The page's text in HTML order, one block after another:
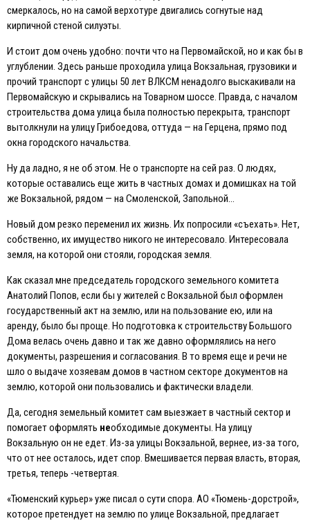
смеркалось, но на самой верхотуре двигались согнутые над
кирпичной стеной силуэты.
И стоит дом очень удобно: почти что на Первомайской, но и как бы в
углублении. Здесь раньше проходила улица Вокзальная, грузовики и
прочий транспорт с улицы 50 лет ВЛКСМ ненадолго выскакивали на
Первомайскую и скрывались на Товарном шоссе. Правда, с началом
строительства дома улица была полностью перекрыта, транспорт
вытолкнули на улицу Грибоедова, оттуда — на Герцена, прямо под
окна городского начальства.
Ну да ладно, я не об этом. Не о транспорте на сей раз. О людях,
которые оставались еще жить в частных домах и домишках на той
же Вокзальной, рядом — на Смоленской, Запольной…
Новый дом резко переменил их жизнь. Их попросили «съехать». Нет,
собственно, их имущество никого не интересовало. Интересовала
земля, на которой они стояли, городская земля.
Как сказал мне председатель городского земельного комитета
Анатолий Попов, если бы у жителей с Вокзальной был оформлен
государственный акт на землю, или на пользование ею, или на
аренду, было бы проще. Но подготовка к строительству Большого
Дома велась очень давно и так же давно оформлялись на него
документы, разрешения и согласования. В то время еще и речи не
шло о выдаче хозяевам домов в частном секторе документов на
землю, которой они пользовались и фактически владели.
Да, сегодня земельный комитет сам выезжает в частный сектор и
помогает оформлять необходимые документы. На улицу
Вокзальную он не едет. Из-за улицы Вокзальной, вернее, из-за того,
что от нее осталось, идет спор. Вмешивается первая власть, вторая,
третья, теперь -четвертая.
«Тюменский курьер» уже писал о сути спора. АО «Тюмень-дорстрой»,
которое претендует на землю по улице Вокзальной, предлагает